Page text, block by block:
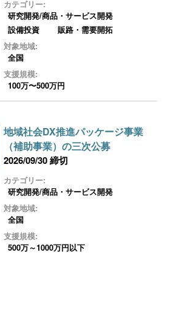
カテゴリー:
研究開発/商品・サービス開発
設備投資
販路・需要開拓
対象地域:
全国
支援規模:
100万〜500万円
地域社会DX推進パッケージ事業
（補助事業）の三次公募
2026/09/30 締切
カテゴリー:
研究開発/商品・サービス開発
対象地域:
全国
支援規模:
500万～1000万円以下